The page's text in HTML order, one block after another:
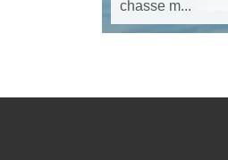
chasse m...